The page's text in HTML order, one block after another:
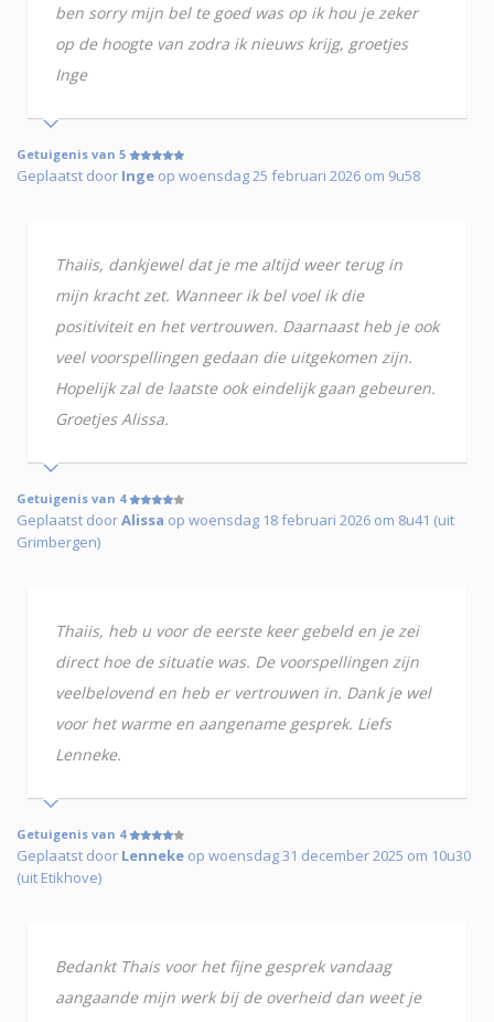
ben sorry mijn bel te goed was op ik hou je zeker
op de hoogte van zodra ik nieuws krijg, groetjes
Inge
Getuigenis van 5
Geplaatst door Inge op woensdag 25 februari 2026 om 9u58
Thaiis, dankjewel dat je me altijd weer terug in
mijn kracht zet. Wanneer ik bel voel ik die
positiviteit en het vertrouwen. Daarnaast heb je ook
veel voorspellingen gedaan die uitgekomen zijn.
Hopelijk zal de laatste ook eindelijk gaan gebeuren.
Groetjes Alissa.
Getuigenis van 4
Geplaatst doorAlissa op woensdag 18 februari 2026 om 8u41 (uit
Grimbergen)
Thaiis, heb u voor de eerste keer gebeld en je zei
direct hoe de situatie was. De voorspellingen zijn
veelbelovend en heb er vertrouwen in. Dank je wel
voor het warme en aangename gesprek. Liefs
Lenneke.
Getuigenis van 4
Geplaatst door Lenneke op woensdag 31 december 2025 om 10u30
(uit Etikhove)
Bedankt Thais voor het fijne gesprek vandaag
aangaande mijn werk bij de overheid dan weet je